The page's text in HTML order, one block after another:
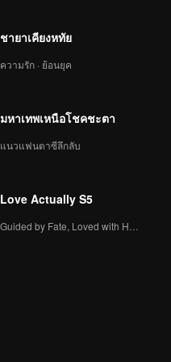
ชายาเคียงหทัย
ความรัก · ย้อนยุค
มหาเทพเหนือโชคชะตา
แนวแฟนตาซีลึกลับ
Love Actually S5